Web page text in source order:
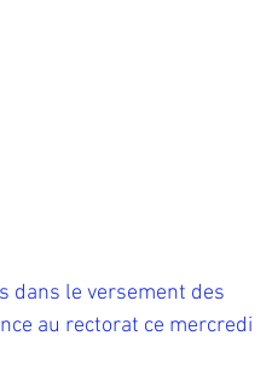
dans le versement des
au rectorat ce mercredi